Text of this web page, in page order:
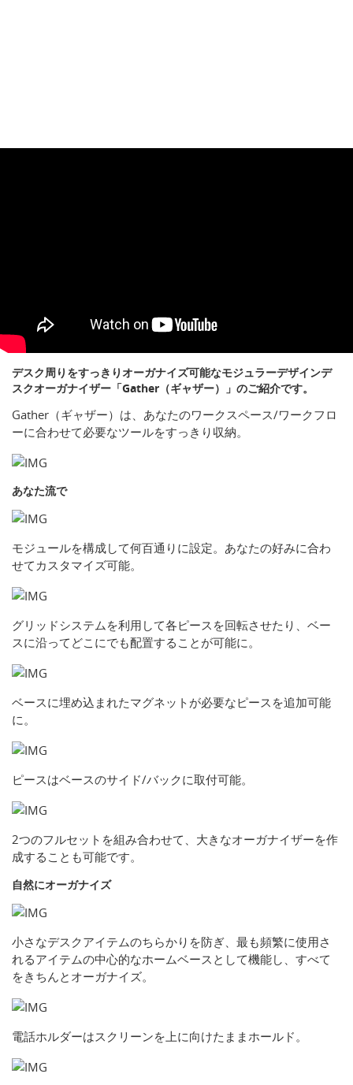
デスク周りをすっきりオーガナイズ可能なモジュラーデザインデ
スクオーガナイザー「Gather（ギャザー）」のご紹介です。
Gather（ギャザー）は、あなたのワークスペース/ワークフロ
ーに合わせて必要なツールをすっきり収納。
あなた流で
モジュールを構成して何百通りに設定。あなたの好みに合わ
せてカスタマイズ可能。
グリッドシステムを利用して各ピースを回転させたり、ベー
スに沿ってどこにでも配置することが可能に。
ベースに埋め込まれたマグネットが必要なピースを追加可能
に。
ピースはベースのサイド/バックに取付可能。
2つのフルセットを組み合わせて、大きなオーガナイザーを作
成することも可能です。
自然にオーガナイズ
小さなデスクアイテムのちらかりを防ぎ、最も頻繁に使用さ
れるアイテムの中心的なホームベースとして機能し、すべて
をきちんとオーガナイズ。
電話ホルダーはスクリーンを上に向けたままホールド。